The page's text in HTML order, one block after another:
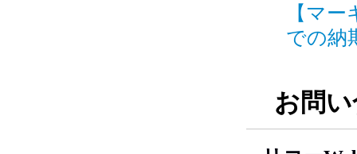
【マ
での納
お問